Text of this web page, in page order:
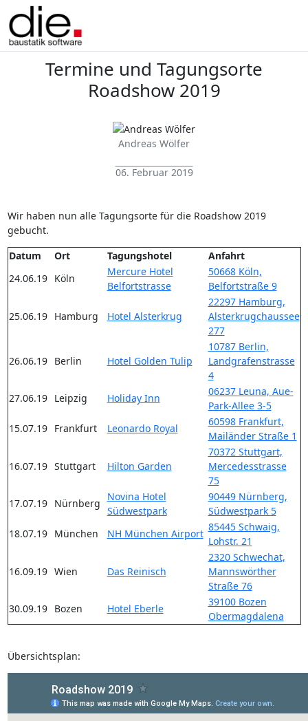
Termine und Tagungsorte
Roadshow 2019
Andreas Wölfer
06. Februar 2019
Wir haben nun alle Tagungsorte für die Roadshow 2019
gebucht.
Datum
Ort Tagungshotel
Anfahrt
24.06.19
Köln
Mercure Hotel
Belfortstrasse
50668 Köln,
Belfortstraße 9
25.06.19 Hamburg Hotel Alsterkrug
22297 Hamburg,
Alsterkrugchaussee
277
26.06.19 Berlin Hotel Golden Tulip
10787 Berlin,
Landgrafenstrasse
4
27.06.19
Leipzig Holiday Inn
06237 Leuna, Aue-
Park-Allee 3-5
15.07.19
Frankfurt Leonardo Royal
60598 Frankfurt,
Mailänder Straße 1
16.07.19 Stuttgart Hilton Garden
70372 Stuttgart,
Mercedesstrasse
75
17.07.19
Nürnberg
Novina Hotel
Südwestpark
90449 Nürnberg,
Südwestpark 5
18.07.19
München NH München Airport
85445 Schwaig,
Lohstr. 21
16.09.19 Wien Das Reinisch
2320 Schwechat,
Mannswörther
Straße 76
30.09.19
Bozen Hotel Eberle
39100 Bozen
Obermagdalena
Übersichtsplan: